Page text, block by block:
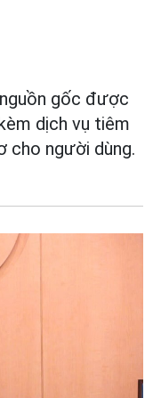
gốc được
dịch vụ tiêm
cho người dùng.